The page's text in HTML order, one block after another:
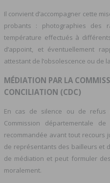
Il convient d’accompagner cette
probants : photographies des
température effectués à
d’appoint, et éventuellement
attestant de l’obsolescence ou de
MÉDIATION PAR LA
CONCILIATION (CDC)
En cas de silence ou de
Commission départementale
recommandée avant tout recours
de représentants des bailleurs et
de médiation et peut formuler
moralement.